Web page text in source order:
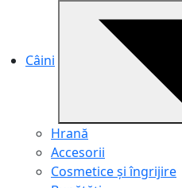
Câini
Hrană
Accesorii
Cosmetice și îngrijire